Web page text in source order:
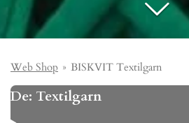
Web Shop » BISKVIT Textilgarn
De: Textilgarn